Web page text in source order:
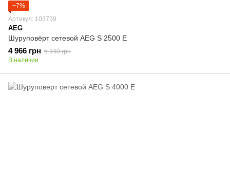
−7%
Артикул: 103739
AEG
Шуруповёрт сетевой AEG S 2500 Е
4 966 грн 5 340 грн
В наличии